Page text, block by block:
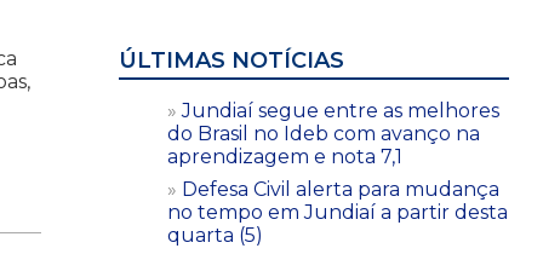
ÚLTIMAS NOTÍCIAS
Jundiaí segue entre as melhores
do Brasil no Ideb com avanço na
aprendizagem e nota 7,1
Defesa Civil alerta para mudança
no tempo em Jundiaí a partir desta
quarta (5)